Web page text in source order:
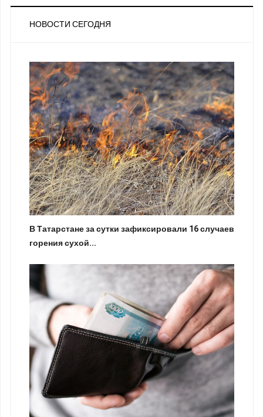
НОВОСТИ СЕГОДНЯ
В Татарстане за сутки зафиксировали 16 случаев
горения сухой...